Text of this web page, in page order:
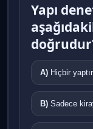
Yapı
A) Hiçbir
B) Sadece